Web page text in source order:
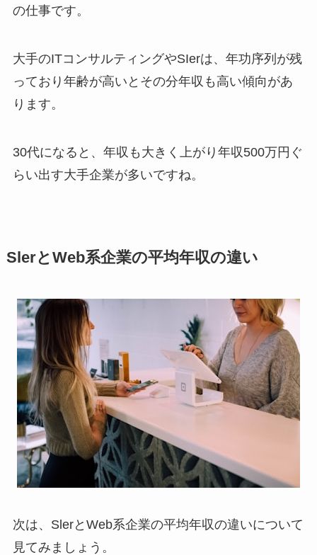
の仕事です。
大手のITコンサルティングやSIerは、年功序列が残
っており年齢が高いとその分年収も高い傾向があ
ります。
30代になると、年収も大きく上がり年収500万円ぐ
らい出す大手企業が多いですね。
SlerとWeb系企業の平均年収の違い
次は、SlerとWeb系企業の平均年収の違いについて
見てみましょう。